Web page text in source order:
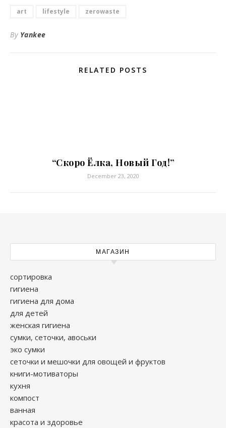
art lifestyle zerowaste
By Yankee
RELATED POSTS
“Скоро Ёлка, Новый Год!”
December 23, 2020
МАГАЗИН
сортировка
гигиена
гигиена для дома
для детей
женская гигиена
сумки, сеточки, авоськи
эко сумки
сеточки и мешочки для овощей и фруктов
книги-мотиваторы
кухня
компост
ванная
красота и здоровье